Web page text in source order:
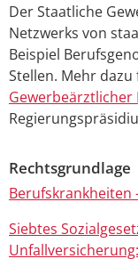
Der Staatliche
Netzwerks von
Beispiel
Stellen. Mehr
Gewerbeärztlicher
Rechtsgrundlage
Berufskrankheiten
Siebtes
Unfallversicherung: